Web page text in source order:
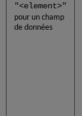
"<element>"
pour un champ
de données